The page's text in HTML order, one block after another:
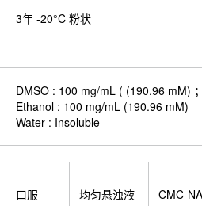
3年 -20°C 粉状
DMSO : 100 mg/mL ( (190.96 mM)
Ethanol : 100 mg/mL (190.96 mM)
Water : Insoluble
口服 均匀悬浊液 CMC-NA